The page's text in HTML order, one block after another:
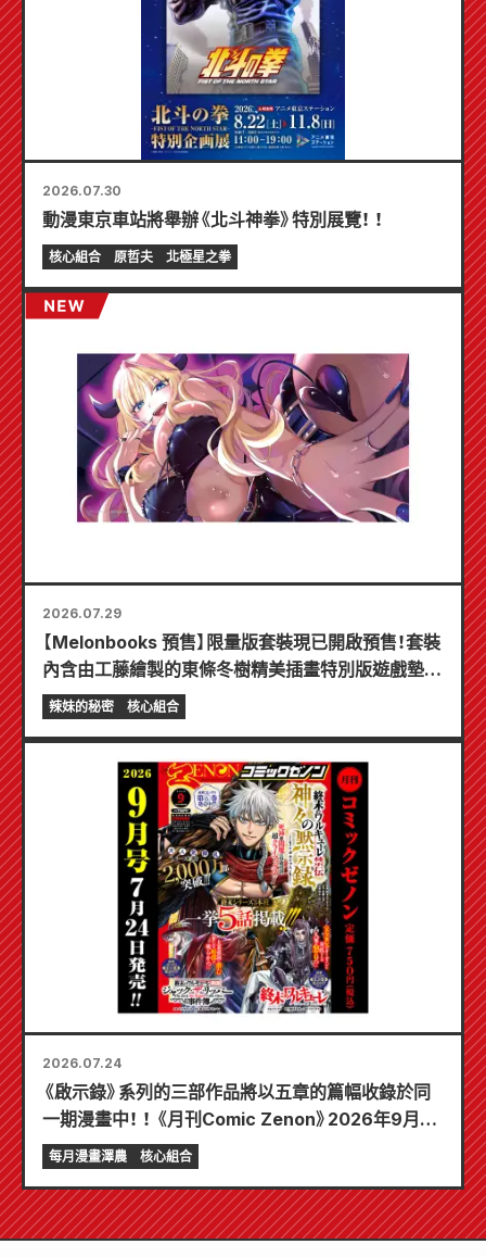
2026.07.30
動漫東京車站將舉辦《北斗神拳》特別展覽！ ！
核心組合 原哲夫 北極星之拳
2026.07.29
【Melonbooks 預售】限量版套裝現已開啟預售！套裝
內含由工藤繪製的東條冬樹精美插畫特別版遊戲墊！
《辣妹新娘的秘密》最新第6卷將於10月20日發售！
辣妹的秘密 核心組合
2026.07.24
《啟示錄》系列的三部作品將以五章的篇幅收錄於同
一期漫畫中！ ！ 《月刊Comic Zenon》2026年9月刊
將於7月24日發售！ ！
每月漫畫澤農 核心組合